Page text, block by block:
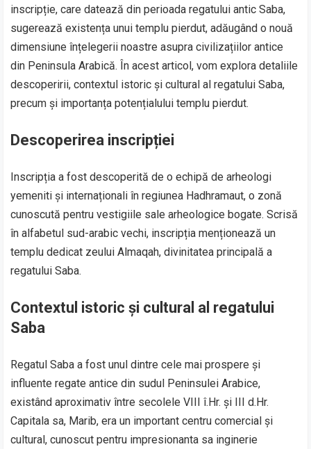
inscripție, care datează din perioada regatului antic Saba,
sugerează existența unui templu pierdut, adăugând o nouă
dimensiune înțelegerii noastre asupra civilizațiilor antice
din Peninsula Arabică. În acest articol, vom explora detaliile
descoperirii, contextul istoric și cultural al regatului Saba,
precum și importanța potențialului templu pierdut.
Descoperirea inscripției
Inscripția a fost descoperită de o echipă de arheologi
yemeniti și internaționali în regiunea Hadhramaut, o zonă
cunoscută pentru vestigiile sale arheologice bogate. Scrisă
în alfabetul sud-arabic vechi, inscripția menționează un
templu dedicat zeului Almaqah, divinitatea principală a
regatului Saba.
Contextul istoric și cultural al regatului
Saba
Regatul Saba a fost unul dintre cele mai prospere și
influente regate antice din sudul Peninsulei Arabice,
existând aproximativ între secolele VIII î.Hr. și III d.Hr.
Capitala sa, Marib, era un important centru comercial și
cultural, cunoscut pentru impresionanta sa inginerie